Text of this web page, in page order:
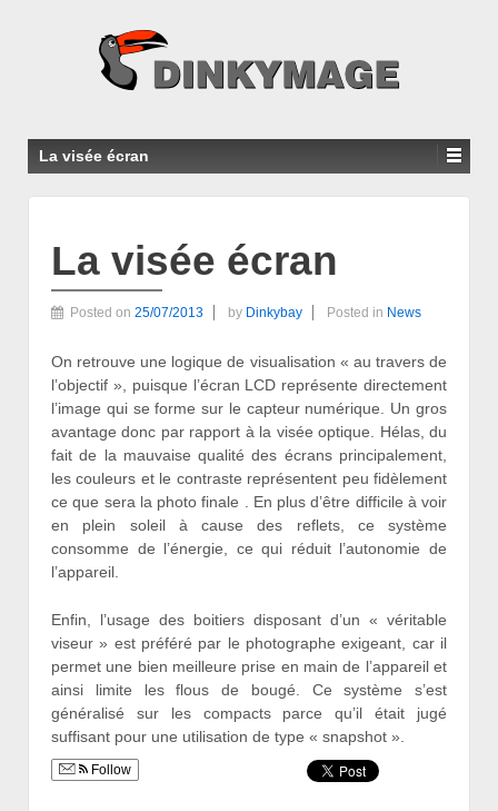
La visée écran
La visée écran
Posted on 25/07/2013 by Dinkybay Posted in News
On retrouve une logique de visualisation « au travers de
l’objectif », puisque l’écran LCD représente directement
l’image qui se forme sur le capteur numérique. Un gros
avantage donc par rapport à la visée optique. Hélas, du
fait de la mauvaise qualité des écrans principalement,
les couleurs et le contraste représentent peu fidèlement
ce que sera la photo finale . En plus d’être difficile à voir
en plein soleil à cause des reflets, ce système
consomme de l’énergie, ce qui réduit l’autonomie de
l’appareil.
Enfin, l’usage des boitiers disposant d’un « véritable
viseur » est préféré par le photographe exigeant, car il
permet une bien meilleure prise en main de l’appareil et
ainsi limite les flous de bougé. Ce système s’est
généralisé sur les compacts parce qu’il était jugé
suffisant pour une utilisation de type « snapshot ».
Follow